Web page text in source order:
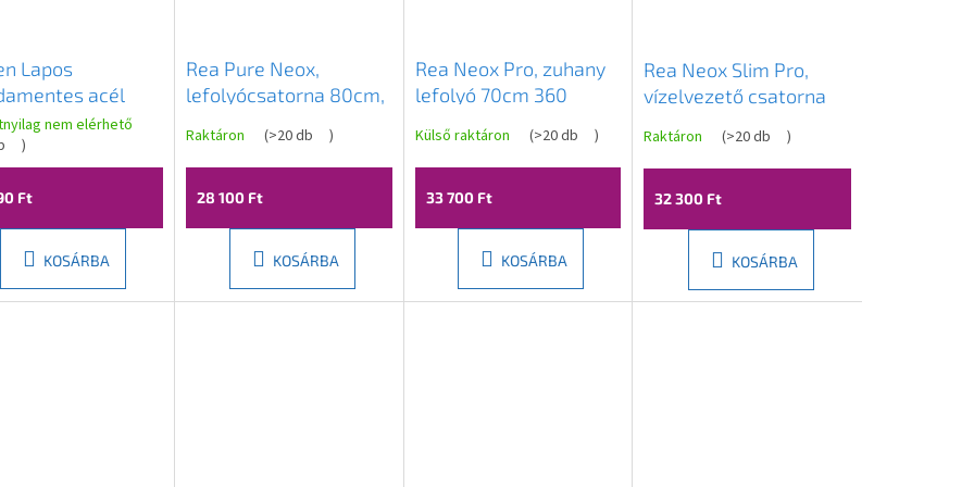
Lapos
acél
60 cm
M18, 1023060-15
nem elérhető
)
Ft
KOSÁRBA
Rea Pure Neox,
lefolyócsatorna 80cm,
G6604
Raktáron (>20 db )
28 100 Ft
KOSÁRBA
Rea Neox Pro, zuhany
lefolyó 70cm 360
rézmatt, REA-G4801
Külső raktáron (>20 db )
33 700 Ft
KOSÁRBA
Rea Neox Slim Pro,
vízelvezető csatorna
REA-G2718
Raktáron (>20 db )
32 300 Ft
KOSÁRBA